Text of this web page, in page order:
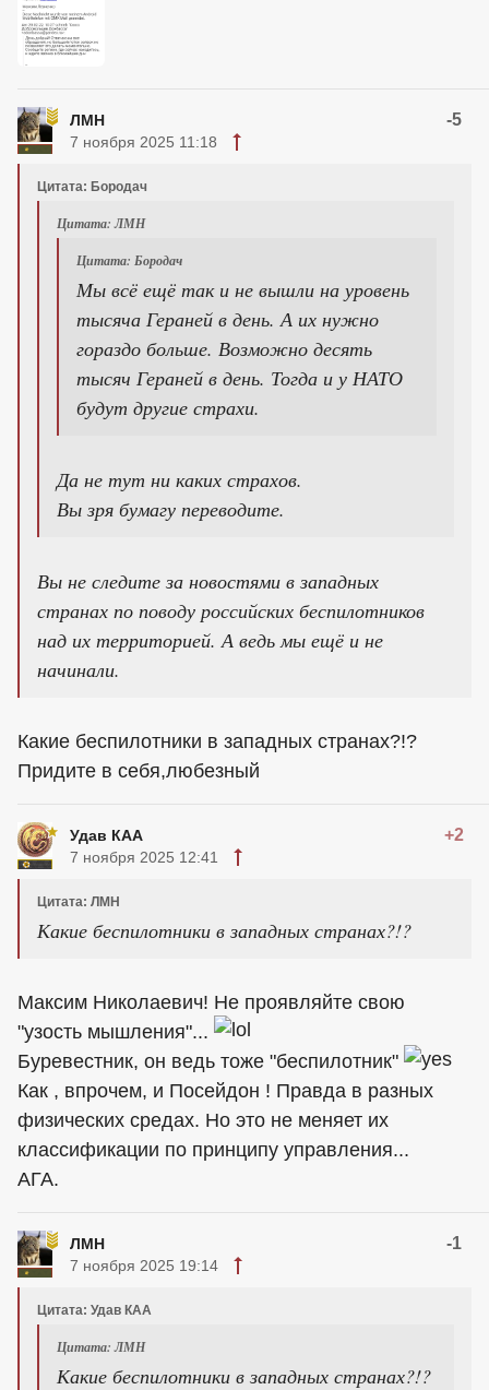
ЛМН -5
7 ноября 2025 11:18
Цитата: Бородач
Цитата: ЛМН
Цитата: Бородач
Мы всё ещё так и не вышли на уровень
тысяча Гераней в день. А их нужно
гораздо больше. Возможно десять
тысяч Гераней в день. Тогда и у НАТО
будут другие страхи.
Да не тут ни каких страхов.
Вы зря бумагу переводите.
Вы не следите за новостями в западных
странах по поводу российских беспилотников
над их территорией. А ведь мы ещё и не
начинали.
Какие беспилотники в западных странах?!?
Придите в себя,любезный
Удав КАА +2
7 ноября 2025 12:41
Цитата: ЛМН
Какие беспилотники в западных странах?!?
Максим Николаевич! Не проявляйте свою
"узость мышления"...
Буревестник, он ведь тоже "беспилотник"
Как , впрочем, и Посейдон ! Правда в разных
физических средах. Но это не меняет их
классификации по принципу управления...
АГА.
ЛМН -1
7 ноября 2025 19:14
Цитата: Удав КАА
Цитата: ЛМН
Какие беспилотники в западных странах?!?